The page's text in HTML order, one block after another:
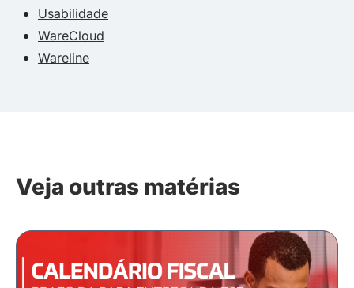
Usabilidade
WareCloud
Wareline
Veja outras matérias